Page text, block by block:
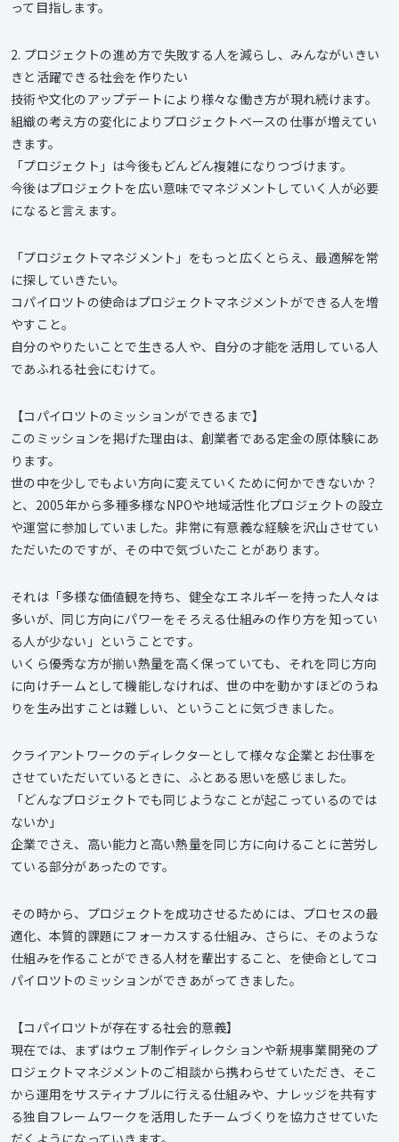
って目指します。
2. プロジェクトの進め方で失敗する人を減らし、みんながいきい
きと活躍できる社会を作りたい
技術や文化のアップデートにより様々な働き方が現れ続けます。
組織の考え方の変化によりプロジェクトベースの仕事が増えてい
きます。
「プロジェクト」は今後もどんどん複雑になりつづけます。
今後はプロジェクトを広い意味でマネジメントしていく人が必要
になると言えます。
「プロジェクトマネジメント」をもっと広くとらえ、最適解を常
に探していきたい。
コパイロツトの使命はプロジェクトマネジメントができる人を増
やすこと。
自分のやりたいことで生きる人や、自分の才能を活用している人
であふれる社会にむけて。
【コパイロツトのミッションができるまで】
このミッションを掲げた理由は、創業者である定金の原体験にあ
ります。
世の中を少しでもよい方向に変えていくために何かできないか？
と、2005年から多種多様なNPOや地域活性化プロジェクトの設立
や運営に参加していました。非常に有意義な経験を沢山させてい
ただいたのですが、その中で気づいたことがあります。
それは「多様な価値観を持ち、健全なエネルギーを持った人々は
多いが、同じ方向にパワーをそろえる仕組みの作り方を知ってい
る人が少ない」ということです。
いくら優秀な方が揃い熱量を高く保っていても、それを同じ方向
に向けチームとして機能しなければ、世の中を動かすほどのうね
りを生み出すことは難しい、ということに気づきました。
クライアントワークのディレクターとして様々な企業とお仕事を
させていただいているときに、ふとある思いを感じました。
「どんなプロジェクトでも同じようなことが起こっているのでは
ないか」
企業でさえ、高い能力と高い熱量を同じ方に向けることに苦労し
ている部分があったのです。
その時から、プロジェクトを成功させるためには、プロセスの最
適化、本質的課題にフォーカスする仕組み、さらに、そのような
仕組みを作ることができる人材を輩出すること、を使命としてコ
パイロツトのミッションができあがってきました。
【コパイロツトが存在する社会的意義】
現在では、まずはウェブ制作ディレクションや新規事業開発のプ
ロジェクトマネジメントのご相談から携わらせていただき、そこ
から運用をサスティナブルに行える仕組みや、ナレッジを共有す
る独自フレームワークを活用したチームづくりを協力させていた
だくようになっていきます。